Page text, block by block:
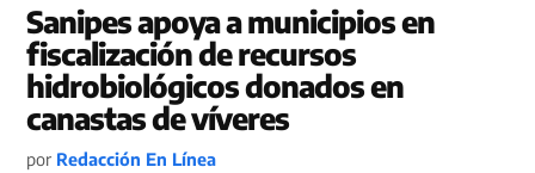
Sanipes apoya a municipios en
fiscalización de recursos
hidrobiológicos donados en
canastas de víveres
por Redacción En Línea